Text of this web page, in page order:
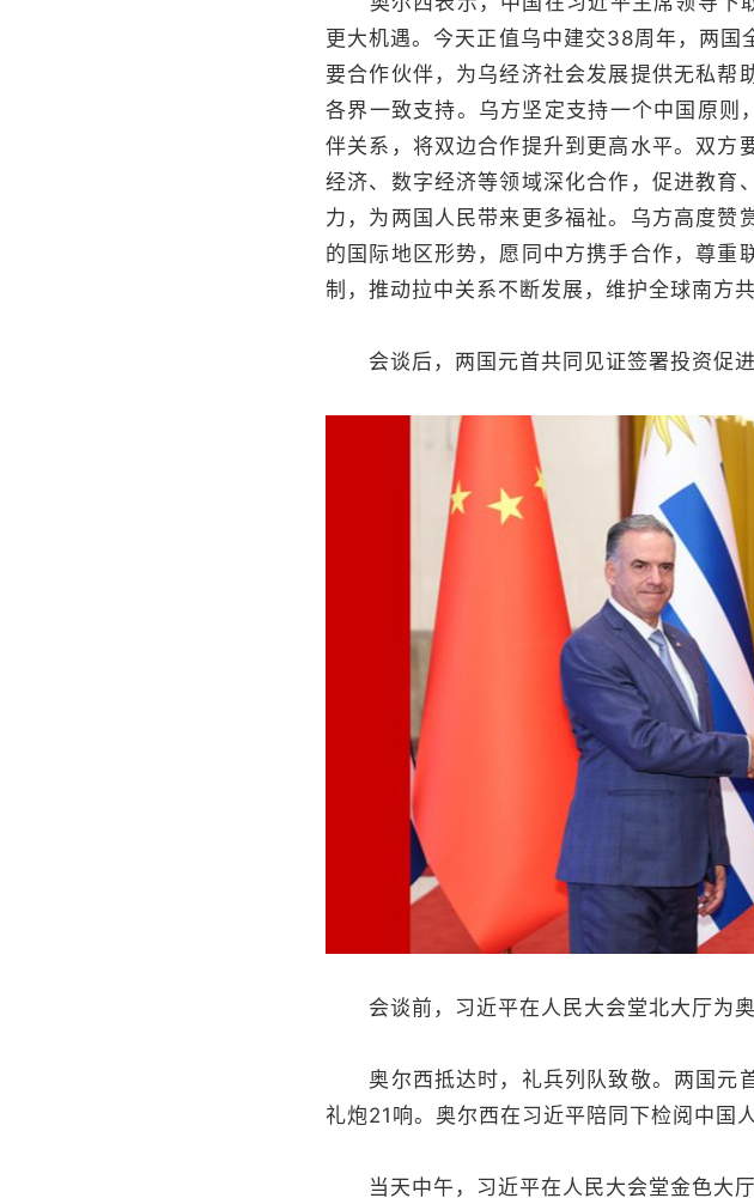
更大机遇。今天正值乌中建交38周年，两国
要合作伙伴，为乌经济社会发展提供无私帮
各界一致支持。乌方坚定支持一个中国原则
伴关系，将双边合作提升到更高水平。双方
经济、数字经济等领域深化合作，促进教育
力，为两国人民带来更多福祉。乌方高度赞
的国际地区形势，愿同中方携手合作，尊重
制，推动拉中关系不断发展，维护全球南方共
会谈后，两国元首共同见证签署投资促进
会谈前，习近平在人民大会堂北大厅为奥
奥尔西抵达时，礼兵列队致敬。两国元
礼炮21响。奥尔西在习近平陪同下检阅中国
当天中午，习近平在人民大会堂金色大厅